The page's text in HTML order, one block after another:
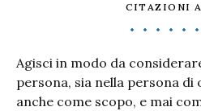
CITAZIONI A
Agisci in modo da
persona, sia nella persona
anche come scopo, e mai